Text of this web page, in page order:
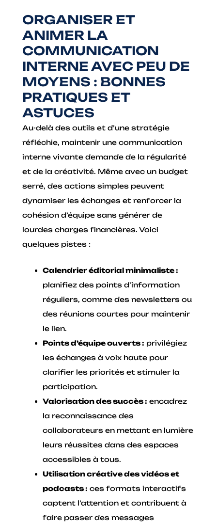
ORGANISER ET
ANIMER LA
COMMUNICATION
INTERNE AVEC PEU DE
MOYENS : BONNES
PRATIQUES ET
ASTUCES
Au-delà des outils et d’une stratégie
réfléchie, maintenir une communication
interne vivante demande de la régularité
et de la créativité. Même avec un budget
serré, des actions simples peuvent
dynamiser les échanges et renforcer la
cohésion d’équipe sans générer de
lourdes charges financières. Voici
quelques pistes :
Calendrier éditorial minimaliste :
planifiez des points d’information
réguliers, comme des newsletters ou
des réunions courtes pour maintenir
le lien.
Points d’équipe ouverts : privilégiez
les échanges à voix haute pour
clarifier les priorités et stimuler la
participation.
Valorisation des succès : encadrez
la reconnaissance des
collaborateurs en mettant en lumière
leurs réussites dans des espaces
accessibles à tous.
Utilisation créative des vidéos et
podcasts : ces formats interactifs
captent l’attention et contribuent à
faire passer des messages